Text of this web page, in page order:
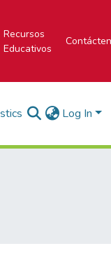
Recursos
Educativos
Log In